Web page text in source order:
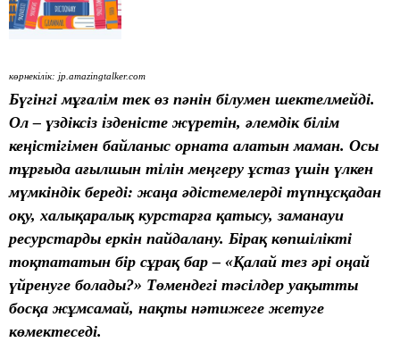
көрнекілік: jp.amazingtalker.com
Бүгінгі мұғалім тек өз пәнін білумен шектелмейді.
Ол – үздіксіз ізденісте жүретін, әлемдік білім
кеңістігімен байланыс орната алатын маман. Осы
тұрғыда ағылшын тілін меңгеру ұстаз үшін үлкен
мүмкіндік береді: жаңа әдістемелерді түпнұсқадан
оқу, халықаралық курстарға қатысу, заманауи
ресурстарды еркін пайдалану. Бірақ көпшілікті
тоқтататын бір сұрақ бар – «Қалай тез әрі оңай
үйренуге болады?» Төмендегі тәсілдер уақытты
босқа жұмсамай, нақты нәтижеге жетуге
көмектеседі.